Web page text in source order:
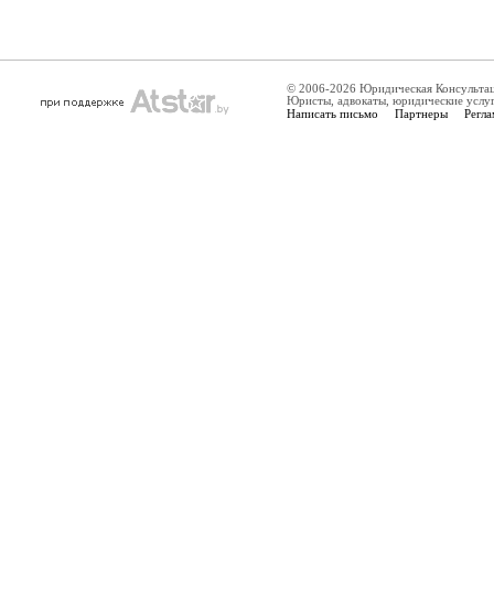
© 2006-2026 Юридическая
Юристы, адвокаты, юридические
Написать письмо Партнеры